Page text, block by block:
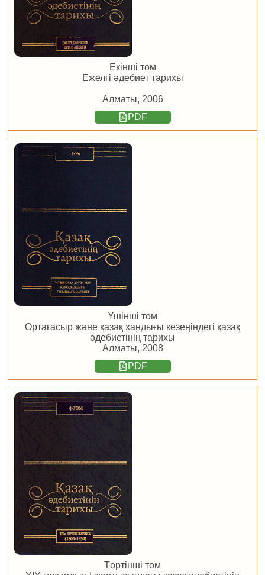
Екінші том
Ежелгі әдебиет тарихы
Алматы, 2006
PDF
Үшінші том
Ортағасыр және қазақ хандығы кезеңіндегі қазақ
әдебиетінің тарихы
Алматы, 2008
PDF
Төртінші том